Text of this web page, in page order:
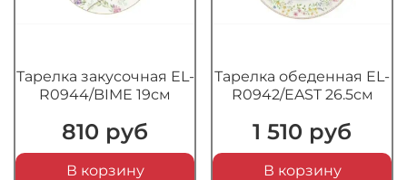
Тарелка закусочная EL-
R0944/BIME 19см
810 руб
В корзину
Тарелка обеденная EL-
R0942/EAST 26.5см
1 510 руб
В корзину